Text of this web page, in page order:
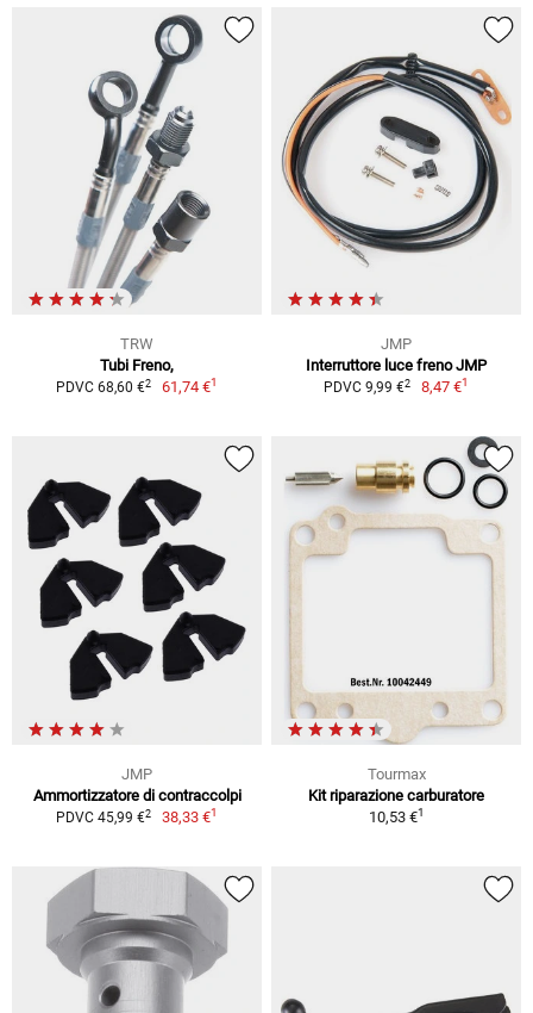
TRW
Tubi Freno,
PDVC 68,60 €2 61,74 €1
JMP
Interruttore luce freno JMP
PDVC 9,99 €2 8,47 €1
JMP
Ammortizzatore di contraccolpi
PDVC 45,99 €2 38,33 €1
Tourmax
Kit riparazione carburatore
10,53 €1